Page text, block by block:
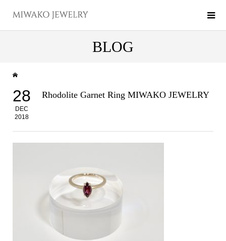
BLOG
28
DEC
2018
Rhodolite Garnet Ring MIWAKO JEWELRY